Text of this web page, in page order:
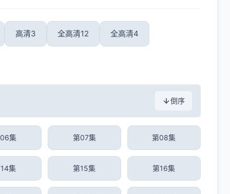
高清3 全高清12 全高清4
倒序
集 第07集 第08集
集 第15集 第16集